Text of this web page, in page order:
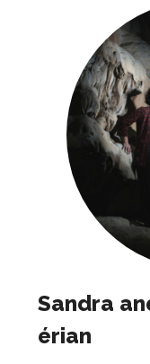
Sandra
érian